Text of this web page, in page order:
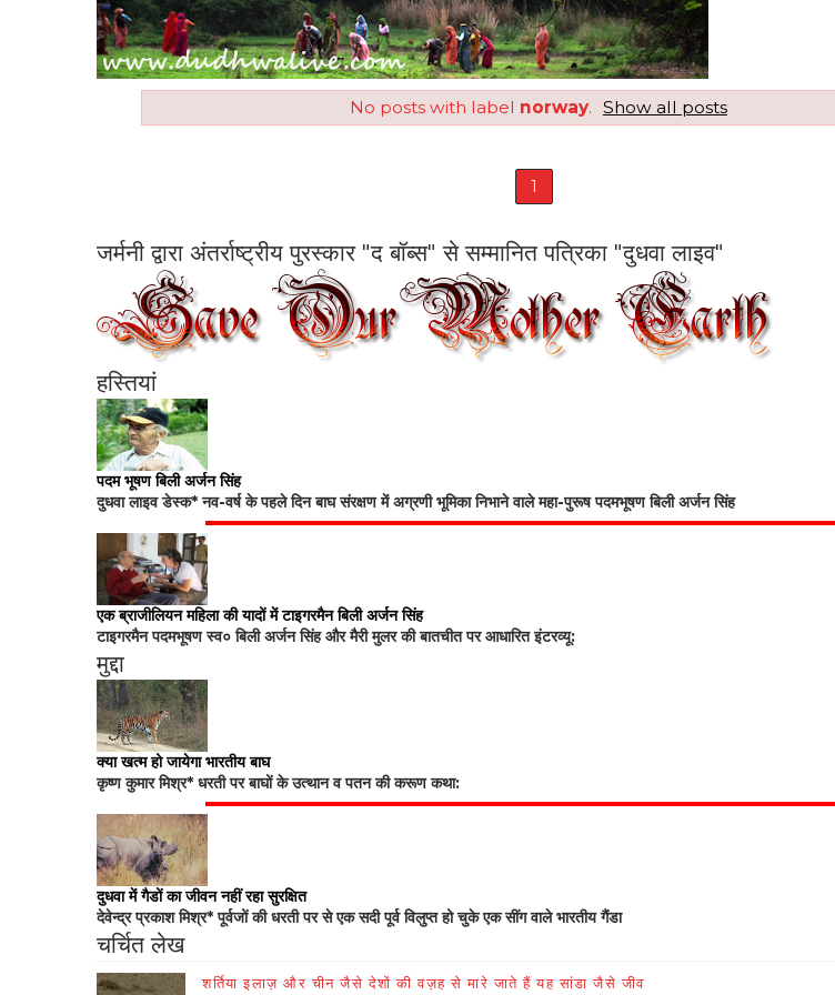
No posts with label norway. Show all posts
1
जर्मनी द्वारा अंतर्राष्ट्रीय पुरस्कार "द बॉब्स" से सम्मानित पत्रिका "दुधवा लाइव"
हस्तियां
पदम भूषण बिली अर्जन सिंह
दुधवा लाइव डेस्क* नव-वर्ष के पहले दिन बाघ संरक्षण में अग्रणी भूमिका निभाने वाले महा-पुरूष पदमभूषण बिली अर्जन सिंह
एक ब्राजीलियन महिला की यादों में टाइगरमैन बिली अर्जन सिंह
टाइगरमैन पदमभूषण स्व० बिली अर्जन सिंह और मैरी मुलर की बातचीत पर आधारित इंटरव्यू:
मुद्दा
क्या खत्म हो जायेगा भारतीय बाघ
कृष्ण कुमार मिश्र* धरती पर बाघों के उत्थान व पतन की करूण कथा:
दुधवा में गैडों का जीवन नहीं रहा सुरक्षित
देवेन्द्र प्रकाश मिश्र* पूर्वजों की धरती पर से एक सदी पूर्व विलुप्त हो चुके एक सींग वाले भारतीय गैंडा
चर्चित लेख
शर्तिया इलाज़ और चीन जैसे देशों की वज़ह से मारे जाते हैं यह सांडा जैसे जीव